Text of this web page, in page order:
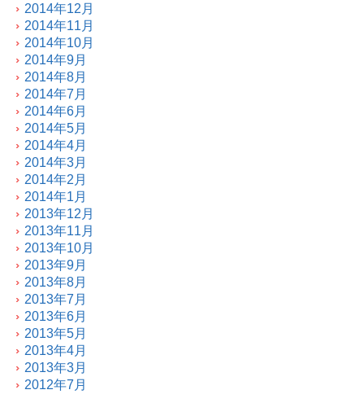
2014年12月
2014年11月
2014年10月
2014年9月
2014年8月
2014年7月
2014年6月
2014年5月
2014年4月
2014年3月
2014年2月
2014年1月
2013年12月
2013年11月
2013年10月
2013年9月
2013年8月
2013年7月
2013年6月
2013年5月
2013年4月
2013年3月
2012年7月